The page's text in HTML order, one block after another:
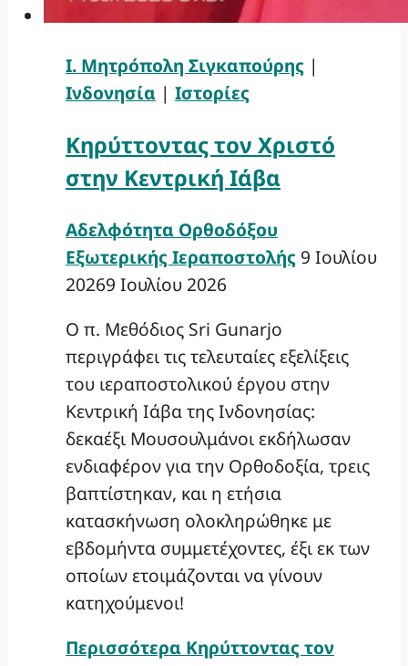
Ι. Μητρόπολη Σιγκαπούρης |
Ινδονησία | Ιστορίες
Κηρύττοντας τον Χριστό
στην Κεντρική Ιάβα
Αδελφότητα Ορθοδόξου
Εξωτερικής Ιεραποστολής 9 Ιουλίου
20269 Ιουλίου 2026
Ο π. Μεθόδιος Sri Gunarjo
περιγράφει τις τελευταίες εξελίξεις
του ιεραποστολικού έργου στην
Κεντρική Ιάβα της Ινδονησίας:
δεκαέξι Μουσουλμάνοι εκδήλωσαν
ενδιαφέρον για την Ορθοδοξία, τρεις
βαπτίστηκαν, και η ετήσια
κατασκήνωση ολοκληρώθηκε με
εβδομήντα συμμετέχοντες, έξι εκ των
οποίων ετοιμάζονται να γίνουν
κατηχούμενοι!
Περισσότερα Κηρύττοντας τον